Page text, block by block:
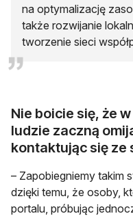
na optymalizację
także rozwijanie
tworzenie sieci
Nie boicie się, że
ludzie zaczną
kontaktując się ze
– Zapobiegniemy takim
dzięki temu, że osoby,
portalu, próbując